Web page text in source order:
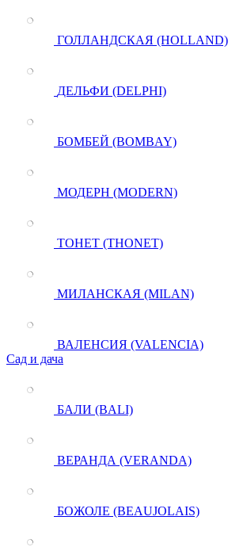
ГОЛЛАНДСКАЯ (HOLLAND)
ДЕЛЬФИ (DELPHI)
БОМБЕЙ (BOMBAY)
МОДЕРН (MODERN)
ТОНЕТ (THONET)
МИЛАНСКАЯ (MILAN)
ВАЛЕНСИЯ (VALENCIA)
Сад и дача
БАЛИ (BALI)
ВЕРАНДА (VERANDA)
БОЖОЛЕ (BEAUJOLAIS)